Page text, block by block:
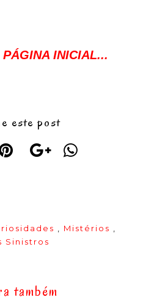
PÁGINA INICIAL...
este post
, Mistérios ,
Sinistros
também